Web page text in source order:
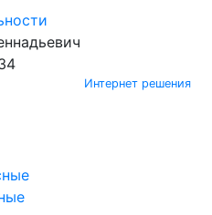
Интернет решения